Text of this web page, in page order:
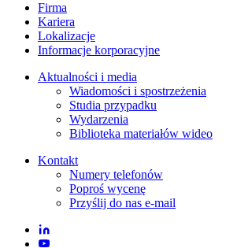
Firma
Kariera
Lokalizacje
Informacje korporacyjne
Aktualności i media
Wiadomości i spostrzeżenia
Studia przypadku
Wydarzenia
Biblioteka materiałów wideo
Kontakt
Numery telefonów
Poproś wycenę
Przyślij do nas e-mail